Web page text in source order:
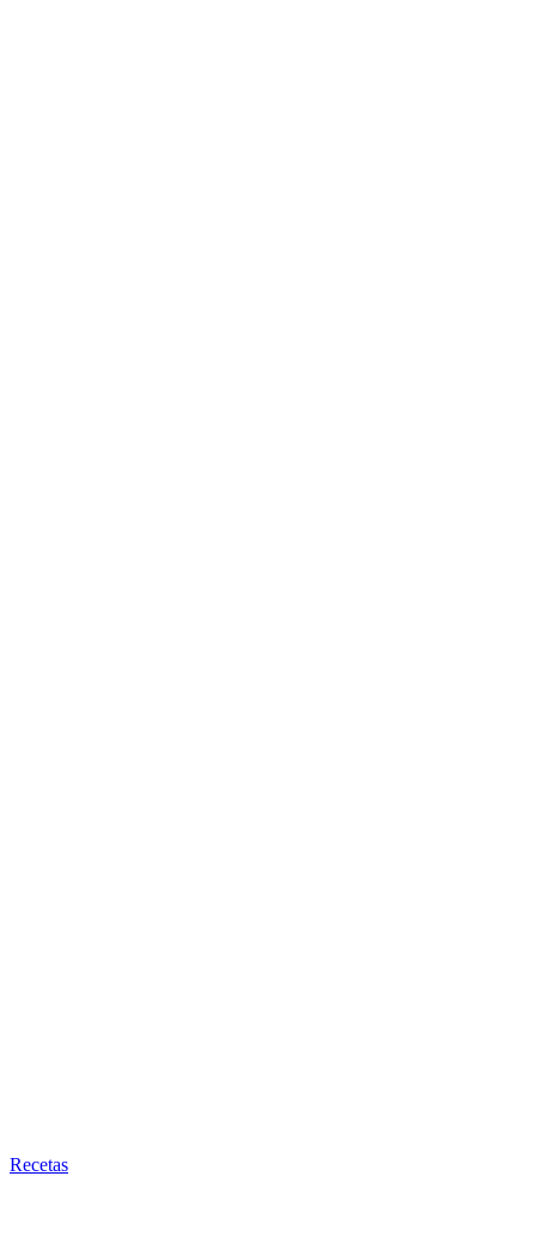
Recetas